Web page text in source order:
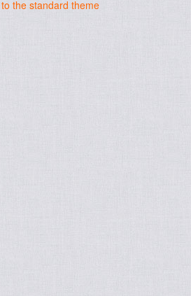
the standard theme